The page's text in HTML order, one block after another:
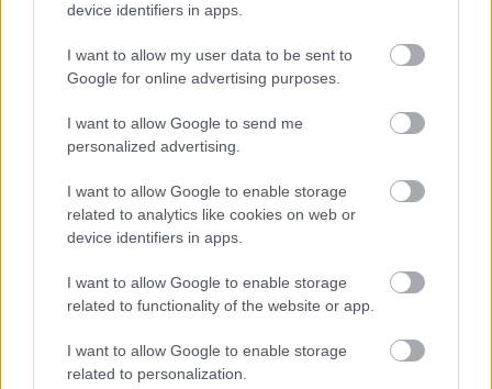
device identifiers in apps.
I want to allow my user data to be sent to
Google for online advertising purposes.
I want to allow Google to send me
personalized advertising.
I want to allow Google to enable storage
related to analytics like cookies on web or
device identifiers in apps.
I want to allow Google to enable storage
related to functionality of the website or app.
I want to allow Google to enable storage
related to personalization.
TERMÉSZETFELETTI ERŐK ÉS ELFELEDETT
NYOMÁBAN MAGYAR ELŐZETESE
SZÁGULDÁS, SÁRKÁNYOK, ROSSZFIÚK – A NYÁR